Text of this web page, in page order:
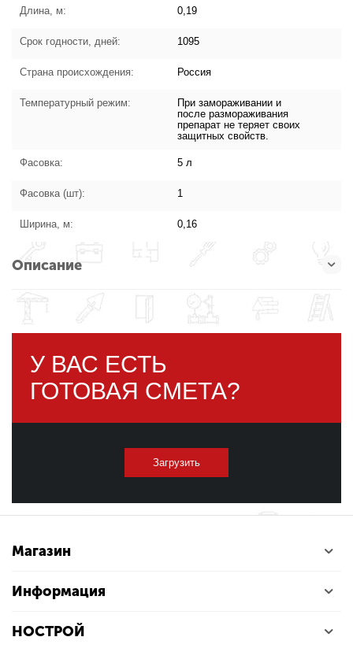
Длина, м: 0,19
Срок годности, дней: 1095
Страна происхождения: Россия
Температурный режим:
При замораживании и
после размораживания
препарат не теряет своих
защитных свойств.
Фасовка: 5 л
Фасовка (шт): 1
Ширина, м: 0,16
Описание
У ВАС ЕСТЬ
ГОТОВАЯ СМЕТА?
Загрузить
Магазин
Информация
НОСТРОЙ